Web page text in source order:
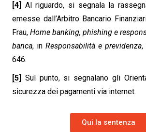
[4] Al riguardo, si segnala la
emesse dall’Arbitro Bancario
Frau, Home banking, phishing e
banca, in Responsabilità e previdenza,
646.
[5] Sul punto, si segnalano gli
sicurezza dei pagamenti via internet.
Qui la sentenza